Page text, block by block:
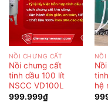
NỒI CHƯNG CẤT
Nồi chưng cất
tinh dầu 100 lít
NSCC VD100L
999.999₫
NỒI
hệ